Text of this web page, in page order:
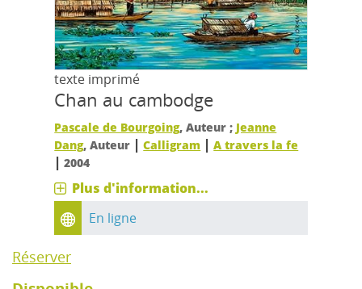
texte imprimé
Chan au cambodge
Pascale de Bourgoing, Auteur ; Jeanne
Dang, Auteur |Calligram |A travers la fe
|2004
Plus d'information...
En ligne
Réserver